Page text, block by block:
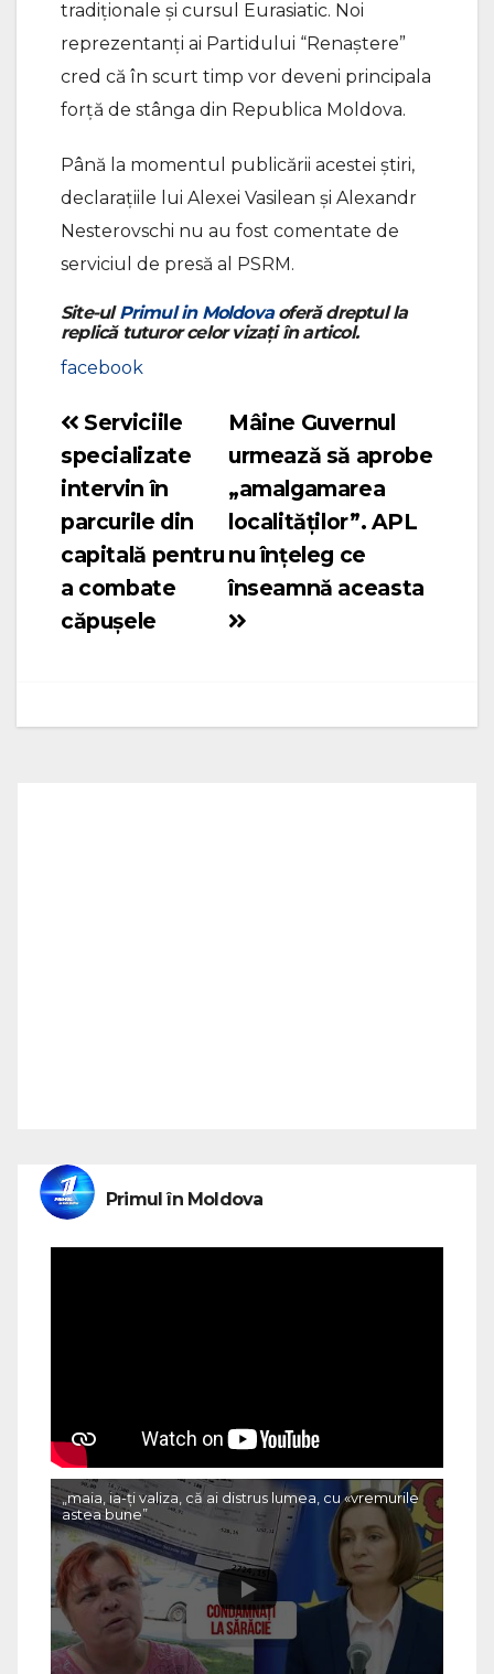
tradiționale şi cursul Eurasiatic. Noi
reprezentanți ai Partidului “Renaștere”
cred că în scurt timp vor deveni principala
forță de stânga din Republica Moldova.
Până la momentul publicării acestei știri,
declarațiile lui Alexei Vasilean și Alexandr
Nesterovschi nu au fost comentate de
serviciul de presă al PSRM.
Site-ulPrimul in Moldovaoferă dreptul la
replică tuturor celor vizați în articol.
facebook
Navigare
în
Mâine Guvernul
urmează să aprobe
„amalgamarea
localităților”. APL
nu înțeleg ce
înseamnă aceasta
Serviciile
specializate
intervin în
parcurile din
capitală pentru
a combate
căpușele
Primul în Moldova
„maia, ia-ți valiza, că ai distrus lumea, cu «vremurile
astea bune”